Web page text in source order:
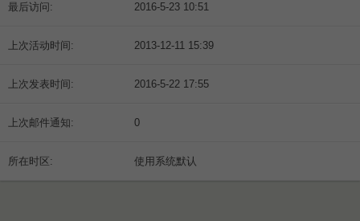
最后访问: 2016-5-23 10:51
上次活动时间: 2013-12-11 15:39
上次发表时间: 2016-5-22 17:55
上次邮件通知: 0
所在时区: 使用系统默认